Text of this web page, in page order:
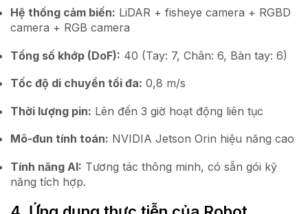
Hệ thống cảm biến: LiDAR + fisheye camera + RGBD
camera + RGB camera
Tổng số khớp (DoF): 40 (Tay: 7, Chân: 6, Bàn tay: 6)
Tốc độ di chuyển tối đa: 0,8 m/s
Thời lượng pin: Lên đến 3 giờ hoạt động liên tục
Mô-đun tính toán: NVIDIA Jetson Orin hiệu năng cao
Tính năng AI: Tương tác thông minh, có sẵn gói kỹ
năng tích hợp.